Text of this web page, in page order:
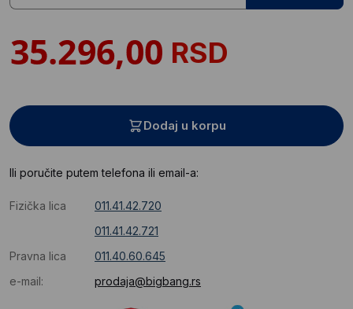
RSD
Dodaj u korpu
Ili poručite putem telefona ili email-a:
Fizička lica
011.41.42.720
011.41.42.721
Pravna lica
011.40.60.645
e-mail:
prodaja@bigbang.rs